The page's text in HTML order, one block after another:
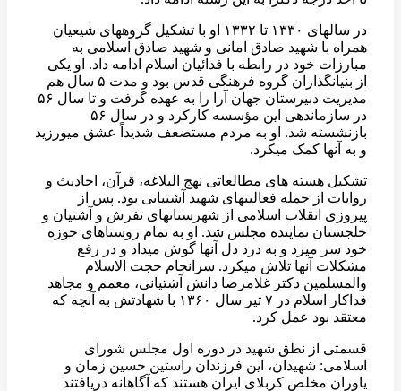
در سالهای ۱۳۳۰ تا ۱۳۳۲ او با تشکیل گروههای شیعیان
همراه با شهید صادق امانی و شهید صادق اسلامی به
مبارزات خود در رابطه با فدائیان اسلام ادامه داد. او یکی
از بنیانگذاران گروه فرهنگی قدس بود و مدت ۵ سال هم
مدیریت دبیرستان جهان آرا را به عهده گرفت و تا سال ۵۶
در سازماندهی این مؤسسه کارکرد و در سال ۵۶
بازنشسته شد. او به مردم مستضعف شدیداً عشق میورزید
و به آنها کمک میکرد.
تشکیل هسته های مطالعاتی نهج البلاغه، قرآن، احادیث و
روایات از جمله فعالیتهای شهید آشتیانی بود. پس از
پیروزی انقلاب اسلامی از شهرستانهای تفرش و آشتیان و
خلجستان نماینده مجلس شد. او به تمام روستاهای حوزه
خود سر میزد و به درد دل آنها گوش میداد و در رفع
مشکلات آنها تلاش میکرد. سرانجام حجت الاسلام
والمسلمین دکتر غلامرضا دانش آشتیانی، معمم و مجاهد
فداکار اسلام در ۷ تیر سال ۱۳۶۰ با شهادتش به آنچه که
معتقد بود عمل کرد.
قسمتی از نطق شهید در دوره اول مجلس شورای
اسلامی: شهیدان، این فرزندان راستین حسین زمان و
یاوران مخلص کربلای ایران هستند که آگاهانه دریافتند